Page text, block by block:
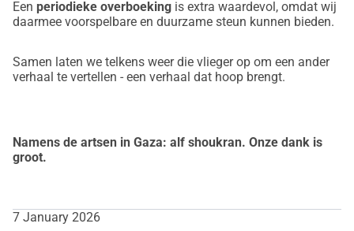
Een periodieke overboeking is extra waardevol, omdat wij
daarmee voorspelbare en duurzame steun kunnen bieden.
Samen laten we telkens weer die vlieger op om een ander
verhaal te vertellen - een verhaal dat hoop brengt.
Namens de artsen in Gaza: alf shoukran. Onze dank is
groot.
7 January 2026